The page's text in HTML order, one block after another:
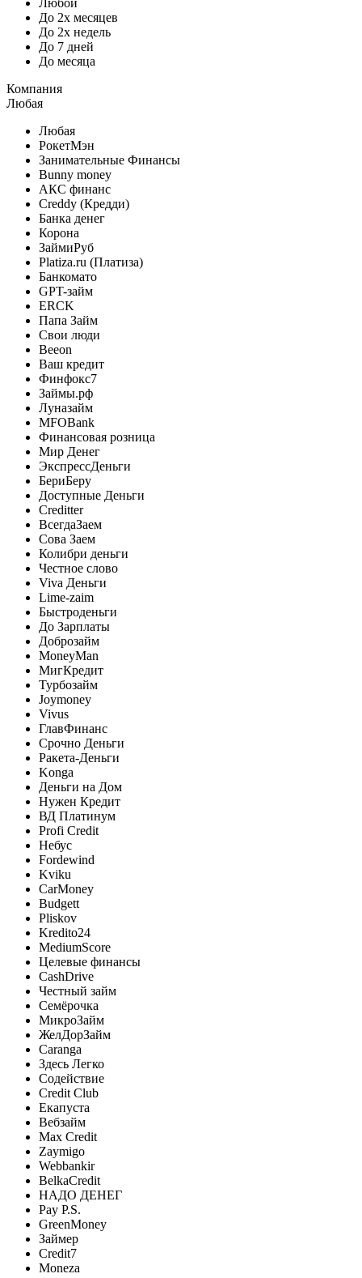
До 2х месяцев
До 2х недель
До 7 дней
До месяца
Компания
Любая
Любая
РокетМэн
Занимательные Финансы
Bunny money
АКС финанс
Creddy (Кредди)
Банка денег
Корона
ЗаймиРуб
Platiza.ru (Платиза)
Банкомато
GPT-займ
ERCK
Папа Займ
Свои люди
Beeon
Ваш кредит
Финфокс7
Займы.рф
Луназайм
MFOBank
Финансовая розница
Мир Денег
ЭкспрессДеньги
БериБеру
Доступные Деньги
Creditter
ВсегдаЗаем
Сова Заем
Колибри деньги
Честное слово
Viva Деньги
Lime-zaim
Быстроденьги
До Зарплаты
Доброзайм
MoneyMan
МигКредит
Турбозайм
Joymoney
Vivus
ГлавФинанс
Срочно Деньги
Ракета-Деньги
Konga
Деньги на Дом
Нужен Кредит
ВД Платинум
Profi Credit
Небус
Fordewind
Kviku
CarMoney
Budgett
Pliskov
Kredito24
MediumScore
Целевые финансы
CashDrive
Честный займ
Семёрочка
МикроЗайм
ЖелДорЗайм
Caranga
Здесь Легко
Содействие
Credit Club
Екапуста
Вебзайм
Max Credit
Zaymigo
Webbankir
BelkaCredit
НАДО ДЕНЕГ
Pay P.S.
GreenMoney
Займер
Credit7
Moneza